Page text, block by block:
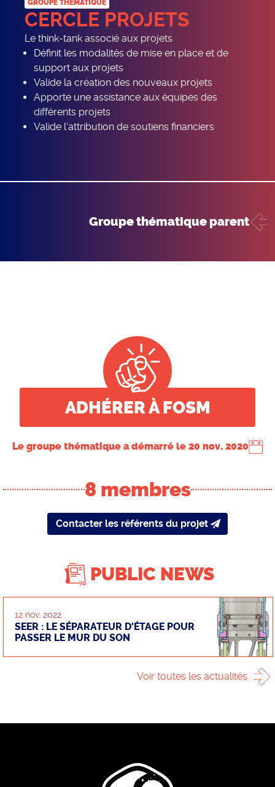
GROUPE THÉMATIQUE
CERCLE PROJETS
Le think-tank associé aux projets.
Définit les modalités de mise en place et de
support aux projets
Valide la création des nouveaux projets
Apporte une assistance aux équipes des
différents projets
Valide l'attribution de soutiens financiers
groupe thématique parent
ADHÉRER À FOSM
Le groupe thématique a démarré le 20 nov. 2020
8 membres
Contacter les référents du projet
PUBLIC NEWS
12 nov. 2022
SEER : LE SÉPARATEUR D'ÉTAGE POUR
PASSER LE MUR DU SON
Voir toutes les actualités